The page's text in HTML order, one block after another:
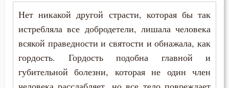
Нет никакой другой страсти, которая бы так
истребляла все добродетели, лишала человека
всякой праведности и святости и обнажала, как
гордость. Гордость подобна главной и
губительной болезни, которая не один член